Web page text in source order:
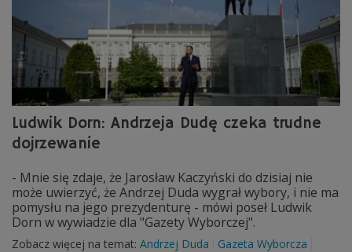
Ludwik Dorn: Andrzeja Dudę czeka trudne
dojrzewanie
- Mnie się zdaje, że Jarosław Kaczyński do dzisiaj nie
może uwierzyć, że Andrzej Duda wygrał wybory, i nie ma
pomysłu na jego prezydenturę - mówi poseł Ludwik
Dorn w wywiadzie dla "Gazety Wyborczej".
Zobacz więcej na temat: Andrzej Duda
Gazeta Wyborcza